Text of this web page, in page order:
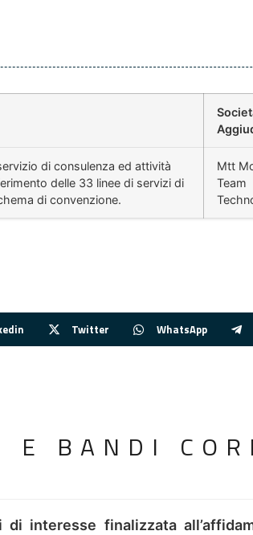
di consulenza ed attività
delle 33 linee di servizi di
di convenzione.
Mtt
Team
Twitter WhatsApp
E BANDI
di interesse finalizzata